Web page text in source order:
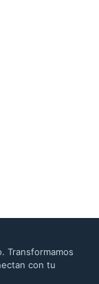
Transformamos
con tu